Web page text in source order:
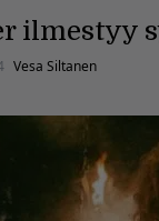
ilmestyy
Vesa Siltanen